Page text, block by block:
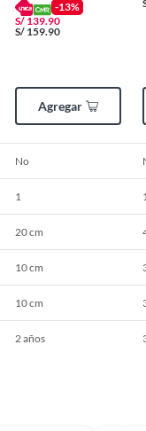
-13%
S/ 139.90
S/ 159.90
Agregar
No
1
20 cm
10 cm
10 cm
2 años